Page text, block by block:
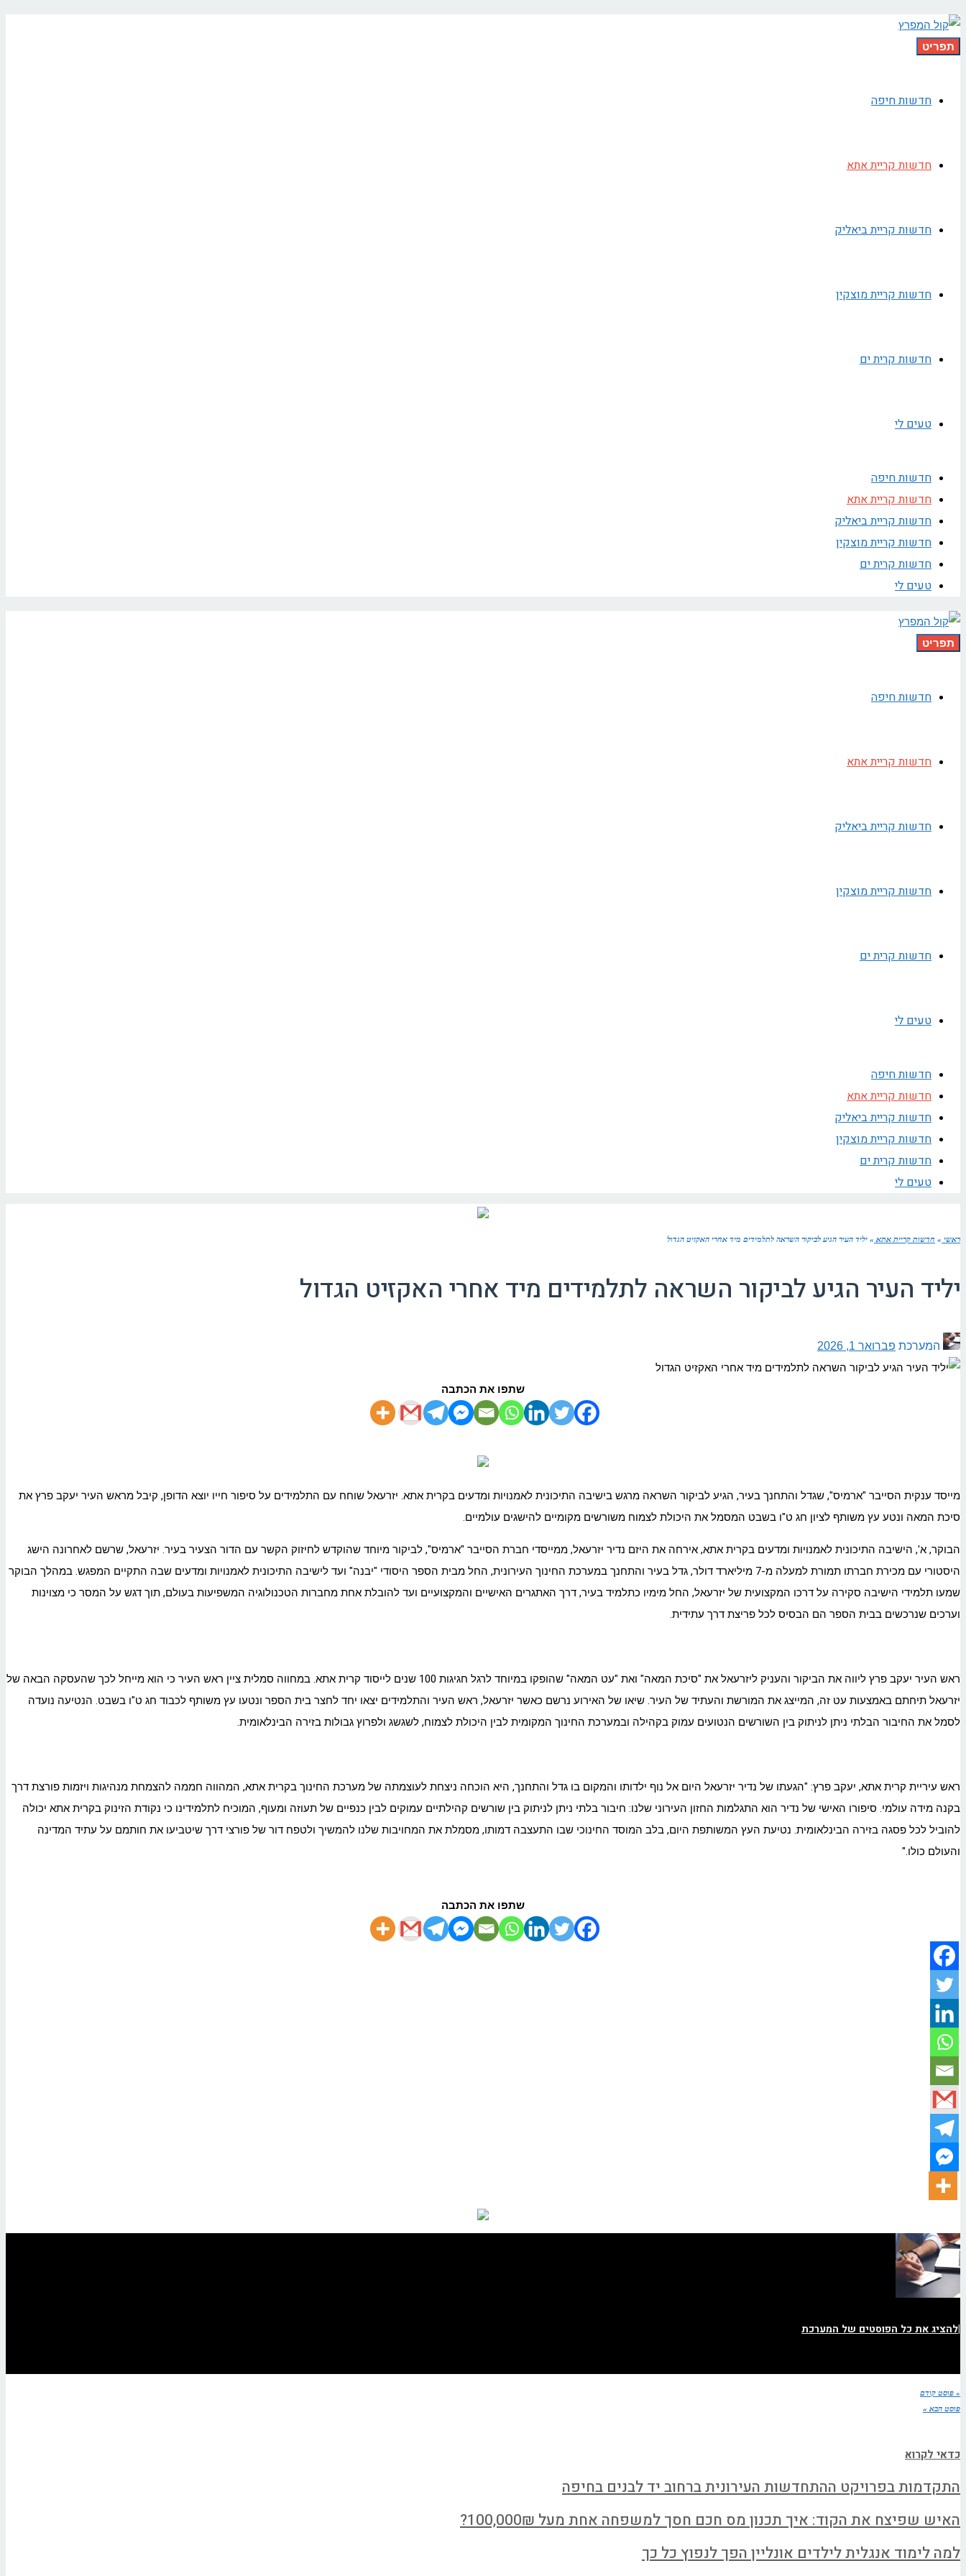
תפריט
חדשות חיפה
חדשות קריית אתא
חדשות קריית ביאליק
חדשות קריית מוצקין
חדשות קרית ים
טעים לי
חדשות חיפה
חדשות קריית אתא
חדשות קריית ביאליק
חדשות קריית מוצקין
חדשות קרית ים
טעים לי
תפריט
חדשות חיפה
חדשות קריית אתא
חדשות קריית ביאליק
חדשות קריית מוצקין
חדשות קרית ים
טעים לי
חדשות חיפה
חדשות קריית אתא
חדשות קריית ביאליק
חדשות קריית מוצקין
חדשות קרית ים
טעים לי
ראשי » חדשות קריית אתא » יליד העיר הגיע לביקור השראה לתלמידים מיד אחרי האקזיט הגדול
יליד העיר הגיע לביקור השראה לתלמידים מיד אחרי האקזיט הגדול
המערכת פברואר 1, 2026
שתפו את הכתבה
מייסד ענקית הסייבר "ארמיס", שגדל והתחנך בעיר, הגיע לביקור השראה מרגש בישיבה התיכונית לאמנויות ומדעים בקרית אתא. יזרעאל שוחח עם התלמידים על סיפור חייו יוצא הדופן, קיבל מראש העיר יעקב פרץ את
סיכת המאה ונטע עץ משותף לציון חג ט"ו בשבט המסמל את היכולת לצמוח משורשים מקומיים להישגים עולמיים.
הבוקר, א', הישיבה התיכונית לאמנויות ומדעים בקרית אתא, אירחה את היזם נדיר יזרעאל, ממייסדי חברת הסייבר "ארמיס", לביקור מיוחד שהוקדש לחיזוק הקשר עם הדור הצעיר בעיר. יזרעאל, שרשם לאחרונה הישג
היסטורי עם מכירת חברתו תמורת למעלה מ-7 מיליארד דולר, גדל בעיר והתחנך במערכת החינוך העירונית, החל מבית הספר היסודי "יבנה" ועד לישיבה התיכונית לאמנויות ומדעים שבה התקיים המפגש. במהלך הבוקר
שמעו תלמידי הישיבה סקירה על דרכו המקצועית של יזרעאל, החל מימיו כתלמיד בעיר, דרך האתגרים האישיים והמקצועיים ועד להובלת אחת מחברות הטכנולוגיה המשפיעות בעולם, תוך דגש על המסר כי מצוינות
וערכים שנרכשים בבית הספר הם הבסיס לכל פריצת דרך עתידית.
ראש העיר יעקב פרץ ליווה את הביקור והעניק ליזרעאל את "סיכת המאה" ואת "עט המאה" שהופקו במיוחד לרגל חגיגות 100 שנים לייסוד קרית אתא. במחווה סמלית ציין ראש העיר כי הוא מייחל לכך שהעסקה הבאה של
יזרעאל תיחתם באמצעות עט זה, המייצג את המורשת והעתיד של העיר. שיאו של האירוע נרשם כאשר יזרעאל, ראש העיר והתלמידים יצאו יחד לחצר בית הספר ונטעו עץ משותף לכבוד חג ט"ו בשבט. הנטיעה נועדה
לסמל את החיבור הבלתי ניתן לניתוק בין השורשים הנטועים עמוק בקהילה ובמערכת החינוך המקומית לבין היכולת לצמוח, לשגשג ולפרוץ גבולות בזירה הבינלאומית.
ראש עיריית קרית אתא, יעקב פרץ: "הגעתו של נדיר יזרעאל היום אל נוף ילדותו והמקום בו גדל והתחנך, היא הוכחה ניצחת לעוצמתה של מערכת החינוך בקרית אתא, המהווה חממה להצמחת מנהיגות ויזמות פורצת דרך
בקנה מידה עולמי. סיפורו האישי של נדיר הוא התגלמות החזון העירוני שלנו: חיבור בלתי ניתן לניתוק בין שורשים קהילתיים עמוקים לבין כנפיים של תעוזה ומעוף, המוכיח לתלמידינו כי נקודת הזינוק בקרית אתא יכולה
להוביל לכל פסגה בזירה הבינלאומית. נטיעת העץ המשותפת היום, בלב המוסד החינוכי שבו התעצבה דמותו, מסמלת את המחויבות שלנו להמשיך ולטפח דור של פורצי דרך שיטביעו את חותמם על עתיד המדינה
והעולם כולו."
שתפו את הכתבה
|להציג את כל הפוסטים של המערכת
« פוסט קודם
פוסט הבא »
כדאי לקרוא
התקדמות בפרויקט ההתחדשות העירונית ברחוב יד לבנים בחיפה
האיש שפיצח את הקוד: איך תכנון מס חכם חסך למשפחה אחת מעל 100,000₪?
למה לימוד אנגלית לילדים אונליין הפך לנפוץ כל כך